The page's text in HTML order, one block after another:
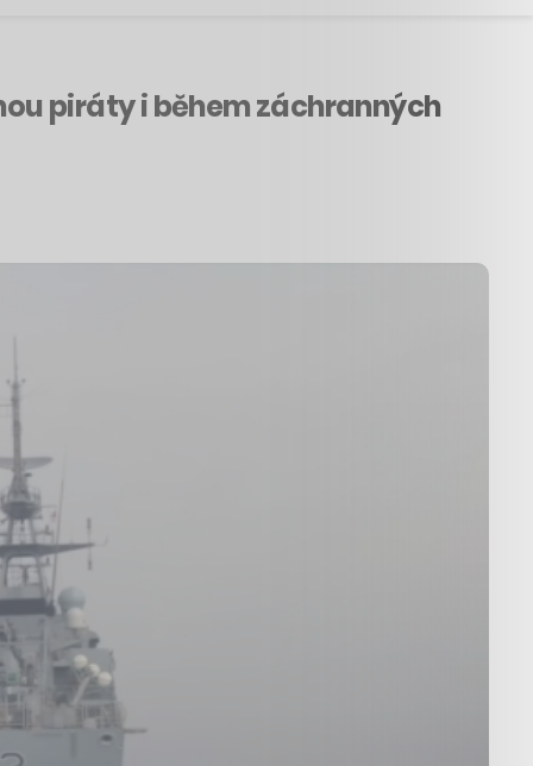
piráty i během záchranných